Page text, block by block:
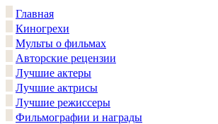
Главная
Киногрехи
Мульты о фильмах
Авторские рецензии
Лучшие актеры
Лучшие актрисы
Лучшие режиссеры
Фильмографии и награды